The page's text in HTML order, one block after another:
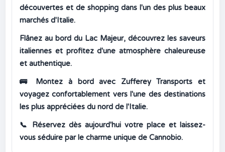
découvertes et de shopping dans l'un des plus beaux
marchés d'Italie.
Flânez au bord du Lac Majeur, découvrez les saveurs
italiennes et profitez d'une atmosphère chaleureuse
et authentique.
🚌
Montez à bord avec Zufferey Transports et
voyagez confortablement vers l'une des destinations
les plus appréciées du nord de l'Italie.
📞
Réservez dès aujourd'hui votre place et laissez-
vous séduire par le charme unique de Cannobio.